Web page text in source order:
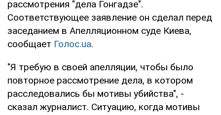
рассмотрения "дела Гонгадзе".
Соответствующее заявление он сделал перед
заседанием в Апелляционном суде Киева,
сообщает Голос.ua.
"Я требую в своей апелляции, чтобы было
повторное рассмотрение дела, в котором
расследовались бы мотивы убийства", -
сказал журналист. Ситуацию, когда мотивы